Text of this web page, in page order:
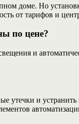
доме. Но
от тарифов и
по цене?
и
утечки и